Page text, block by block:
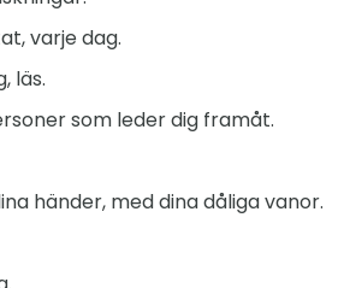
varje dag.
läs.
som leder dig framåt.
händer, med dina dåliga vanor.